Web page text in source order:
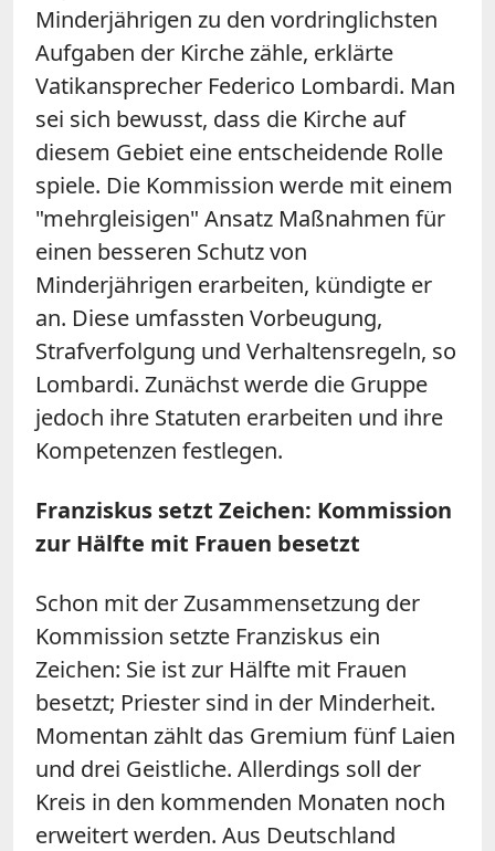
Minderjährigen zu den vordringlichsten
Aufgaben der Kirche zähle, erklärte
Vatikansprecher Federico Lombardi. Man
sei sich bewusst, dass die Kirche auf
diesem Gebiet eine entscheidende Rolle
spiele. Die Kommission werde mit einem
"mehrgleisigen" Ansatz Maßnahmen für
einen besseren Schutz von
Minderjährigen erarbeiten, kündigte er
an. Diese umfassten Vorbeugung,
Strafverfolgung und Verhaltensregeln, so
Lombardi. Zunächst werde die Gruppe
jedoch ihre Statuten erarbeiten und ihre
Kompetenzen festlegen.
Franziskus setzt Zeichen: Kommission
zur Hälfte mit Frauen besetzt
Schon mit der Zusammensetzung der
Kommission setzte Franziskus ein
Zeichen: Sie ist zur Hälfte mit Frauen
besetzt; Priester sind in der Minderheit.
Momentan zählt das Gremium fünf Laien
und drei Geistliche. Allerdings soll der
Kreis in den kommenden Monaten noch
erweitert werden. Aus Deutschland